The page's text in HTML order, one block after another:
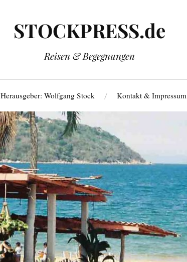
STOCKPRESS.de
Reisen & Begegnungen
Herausgeber: Wolfgang Stock Kontakt & Impressum